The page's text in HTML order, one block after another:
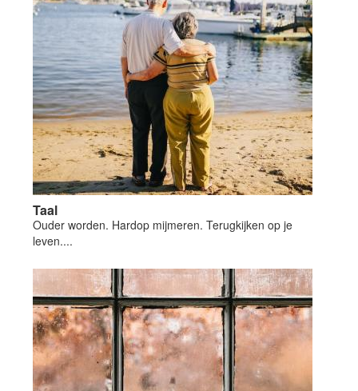
Taal
Ouder worden. Hardop mijmeren. Terugkijken op je
leven....